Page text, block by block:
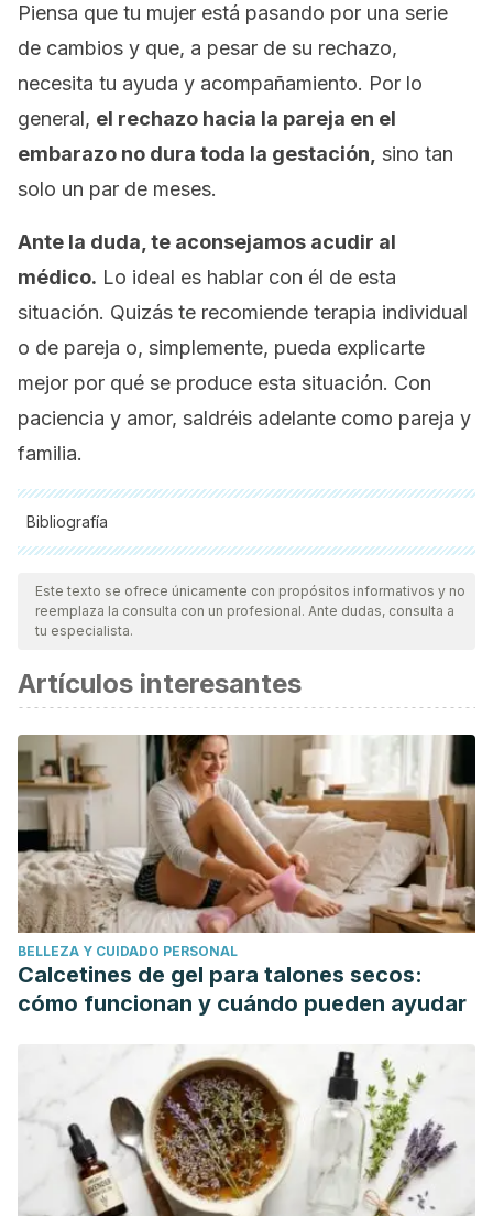
Piensa que tu mujer está pasando por una serie
de cambios y que, a pesar de su rechazo,
necesita tu ayuda y acompañamiento. Por lo
general, el rechazo hacia la pareja en el
embarazo no dura toda la gestación, sino tan
solo un par de meses.
Ante la duda, te aconsejamos acudir al
médico. Lo ideal es hablar con él de esta
situación. Quizás te recomiende terapia individual
o de pareja o, simplemente, pueda explicarte
mejor por qué se produce esta situación. Con
paciencia y amor, saldréis adelante como pareja y
familia.
Bibliografía
Todas las fuentes citadas fueron revisadas a profundidad por
nuestro equipo, para asegurar su calidad, confiabilidad,
vigencia y validez.La bibliografía de este artículo fue
científica.
Bailón Muñoz, E., & Ortega del Moral, A. (2009). Embarazo.
FMC - Formación Médica Continuada En Atención Primaria.
https://doi.org/10.1016/s1134-2072(07)71605-5
Acosta-varela, M. E. (2012). El embarazo. Aportaciones
Originales.
Organización Mundial de la Salud. (2015). OMS, Embarazo.
Este texto se ofrece únicamente con propósitos informativos y no
reemplaza la consulta con un profesional. Ante dudas, consulta a
tu especialista.
Artículos interesantes
BELLEZA Y CUIDADO PERSONAL
Calcetines de gel para talones secos:
cómo funcionan y cuándo pueden ayudar